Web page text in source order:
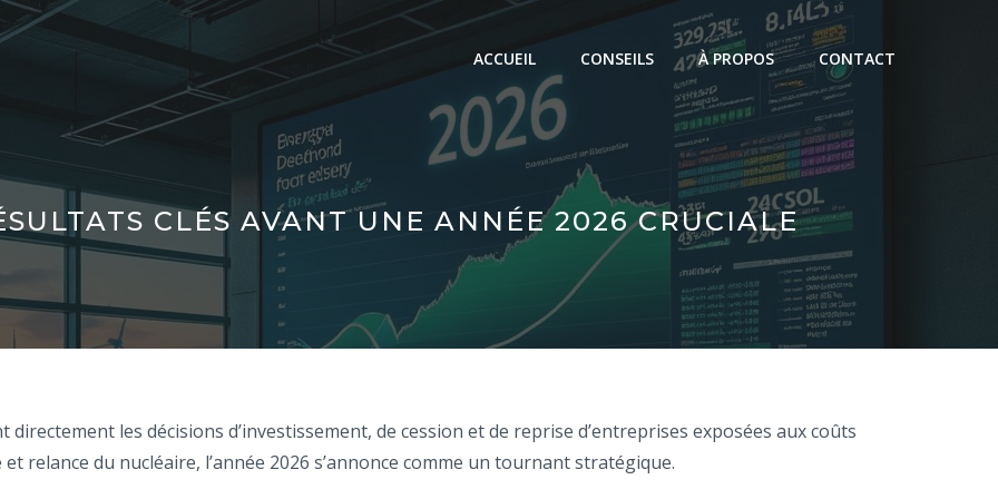
ACCUEIL CONSEILS À PROPOS CONTACT
CLÉS AVANT UNE ANNÉE 2026 CRUCIALE
les décisions d’investissement, de cession et de reprise d’entreprises exposées aux coûts
relance du nucléaire, l’année 2026 s’annonce comme un tournant stratégique.